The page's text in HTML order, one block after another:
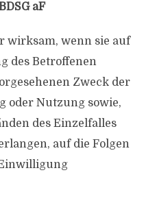
aF
wirksam, wenn sie auf
des Betroffenen
Zweck der
oder Nutzung sowie,
des Einzelfalles
auf die Folgen